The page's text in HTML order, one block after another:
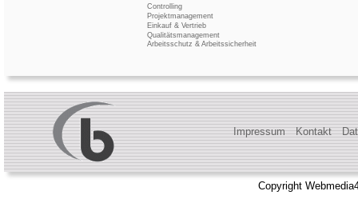
Controlling
Projektmanagement
Einkauf & Vertrieb
Qualitätsmanagement
Arbeitsschutz & Arbeitssicherheit
Impressum Kontakt
Copyright